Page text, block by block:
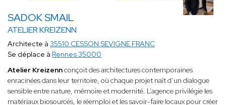
SADOK SMAIL
ATELIER KREIZENN
Architecte à 35510 CESSON SEVIGNE FRANC
Se déplace à Rennes 35000
Atelier Kreizennconçoit des architectures contemporaines
enracinées dans leur territoire, où chaque projet naît d’un dialogue
sensible entre nature, mémoire et modernité. L’agence privilégie les
matériaux biosourcés, le réemploi et les savoir-faire locaux pour créer